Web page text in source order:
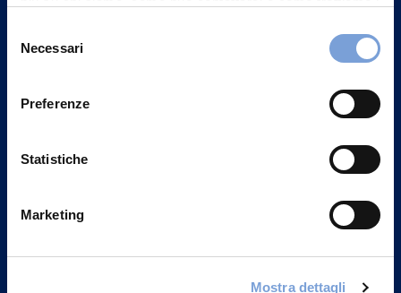
può trovare nel footer del sito nella sezione "Informativa
delNecessari
Preferenze
Statistiche
Marketing
Mostra dettagli
Contattaci